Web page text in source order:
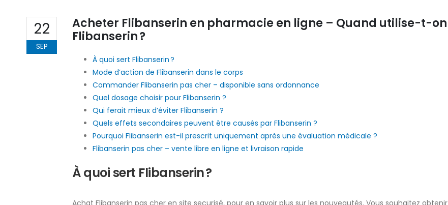
22
SEP
Acheter Flibanserin en pharmacie en ligne – Quand utilise-t-on
Flibanserin ?
À quoi sert Flibanserin ?
Mode d’action de Flibanserin dans le corps
Commander Flibanserin pas cher – disponible sans ordonnance
Quel dosage choisir pour Flibanserin ?
Qui ferait mieux d’éviter Flibanserin ?
Quels effets secondaires peuvent être causés par Flibanserin ?
Pourquoi Flibanserin est-il prescrit uniquement après une évaluation médicale ?
Flibanserin pas cher – vente libre en ligne et livraison rapide
À quoi sert Flibanserin ?
Achat Flibanserin pas cher en site securisé, pour en savoir plus sur les nouveautés. Vous souhaitez obtenir